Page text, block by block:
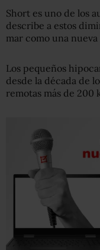
Short es uno de los
describe a estos
mar como una
Los pequeños
desde la década de
remotas más de 200